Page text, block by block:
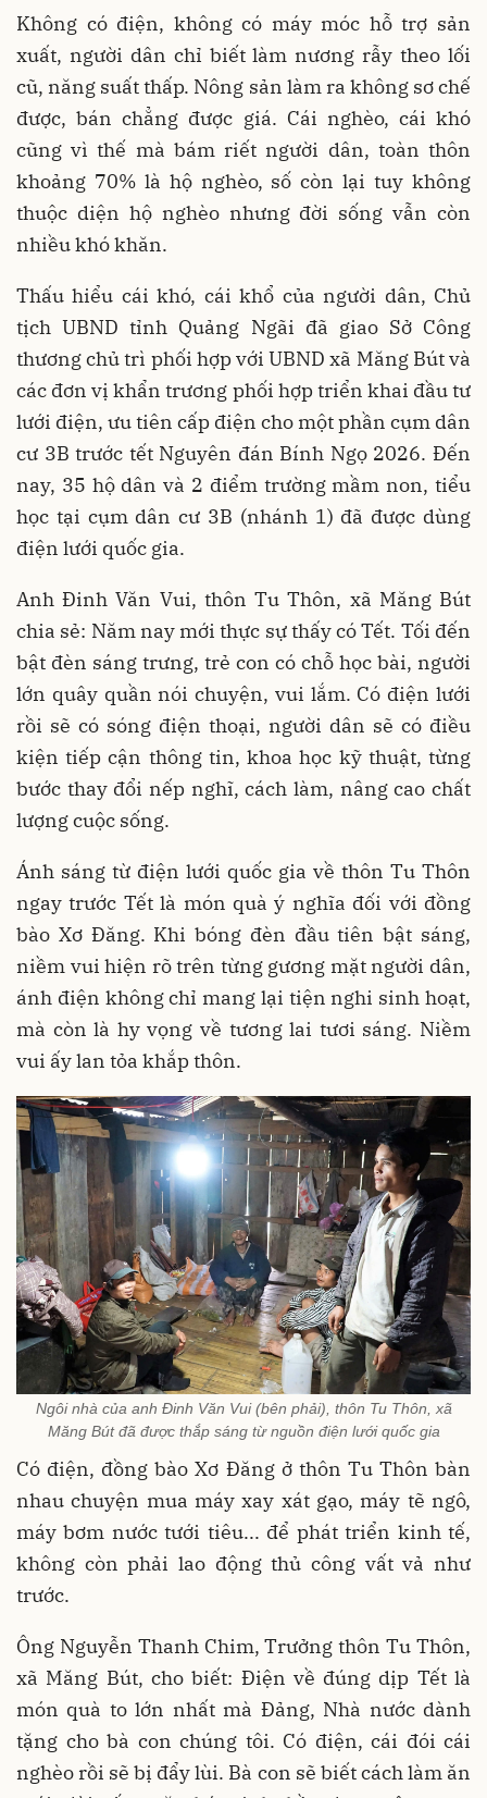
Không có điện, không có máy móc hỗ trợ sản
xuất, người dân chỉ biết làm nương rẫy theo lối
cũ, năng suất thấp. Nông sản làm ra không sơ chế
được, bán chẳng được giá. Cái nghèo, cái khó
cũng vì thế mà bám riết người dân, toàn thôn
khoảng 70% là hộ nghèo, số còn lại tuy không
thuộc diện hộ nghèo nhưng đời sống vẫn còn
nhiều khó khăn.
Thấu hiểu cái khó, cái khổ của người dân, Chủ
tịch UBND tỉnh Quảng Ngãi đã giao Sở Công
thương chủ trì phối hợp với UBND xã Măng Bút và
các đơn vị khẩn trương phối hợp triển khai đầu tư
lưới điện, ưu tiên cấp điện cho một phần cụm dân
cư 3B trước tết Nguyên đán Bính Ngọ 2026. Đến
nay, 35 hộ dân và 2 điểm trường mầm non, tiểu
học tại cụm dân cư 3B (nhánh 1) đã được dùng
điện lưới quốc gia.
Anh Đinh Văn Vui, thôn Tu Thôn, xã Măng Bút
chia sẻ: Năm nay mới thực sự thấy có Tết. Tối đến
bật đèn sáng trưng, trẻ con có chỗ học bài, người
lớn quây quần nói chuyện, vui lắm. Có điện lưới
rồi sẽ có sóng điện thoại, người dân sẽ có điều
kiện tiếp cận thông tin, khoa học kỹ thuật, từng
bước thay đổi nếp nghĩ, cách làm, nâng cao chất
lượng cuộc sống.
Ánh sáng từ điện lưới quốc gia về thôn Tu Thôn
ngay trước Tết là món quà ý nghĩa đối với đồng
bào Xơ Đăng. Khi bóng đèn đầu tiên bật sáng,
niềm vui hiện rõ trên từng gương mặt người dân,
ánh điện không chỉ mang lại tiện nghi sinh hoạt,
mà còn là hy vọng về tương lai tươi sáng. Niềm
vui ấy lan tỏa khắp thôn.
Ngôi nhà của anh Đinh Văn Vui (bên phải), thôn Tu Thôn, xã
Măng Bút đã được thắp sáng từ nguồn điện lưới quốc gia
Có điện, đồng bào Xơ Đăng ở thôn Tu Thôn bàn
nhau chuyện mua máy xay xát gạo, máy tẽ ngô,
máy bơm nước tưới tiêu... để phát triển kinh tế,
không còn phải lao động thủ công vất vả như
trước.
Ông Nguyễn Thanh Chim, Trưởng thôn Tu Thôn,
xã Măng Bút, cho biết: Điện về đúng dịp Tết là
món quà to lớn nhất mà Đảng, Nhà nước dành
tặng cho bà con chúng tôi. Có điện, cái đói cái
nghèo rồi sẽ bị đẩy lùi. Bà con sẽ biết cách làm ăn